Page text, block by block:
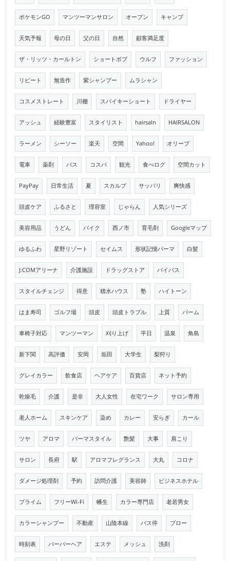
ポケモンGO マンツーマンサロン オープン キャンプ
天気予報 母の日 父の日 自然 顧客満足度
ザ・リッツ・カールトン ショートボブ ウルフ ファッション
リピート 無造作 紫シャンプー ムラシャン
コスメストレート 川棚 スパイキーショート ドライヤー
アッシュ 経験豊富 スタイリスト hairsaln HAIRSALON
ラーメン シーソー 楽天 空間 Yahoo! オリーブ
電車 薬剤 バス コスパ 観光 食べログ 空間カット
PayPay 日常生活 夏 スカルプ サッパリ 爽快感
頭皮ケア ふるさと 理容室 じゃらん 人気シリーズ
美容用品 うどん バイク 西ノ市 育毛剤 Googleマップ
ゆるふわ 星野リゾート セイムス 形状記憶パーマ 白髪
J:COMアリーナ 介護施設 ドラッグストア バイパス
スタイルチェンジ 得意 積水ハウス 塾 ハイトーン
はま寿司 ゴルフ場 頭皮 頭皮トラブル 上質 バーム
車椅子対応 マンツーマン 刈り上げ 平日 温泉 角島
新下関 高評価 安岡 垢田 大学生 梨狩り
グレイカラー 飲食店 ヘアケア 百貨店 ネット予約
乾燥毛 介護 是非 大人女性 在宅ワーク サロン専用
老人ホーム スキンケア 染め カレー 安らぎ カール
ツヤ アロマ パーマスタイル 艶髪 大事 肩こり
サロン 長府 駅 アロマフレグランス 大丸 コロナ
ダメージ処理剤 予約 訪問介護 美容師 ビジネスホテル
プライム フリーWi-Fi 幡生 カラー専門店 老若男女
カラーシャンプー 不動産 山陰本線 バス停 ブロー
時刻表 バーバーヘア エステ メッシュ 洗剤